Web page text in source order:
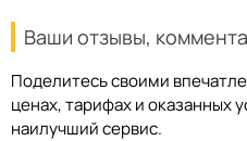
Ваши отзывы,
Поделитесь своими
ценах, тарифах и оказанных
наилучший сервис.